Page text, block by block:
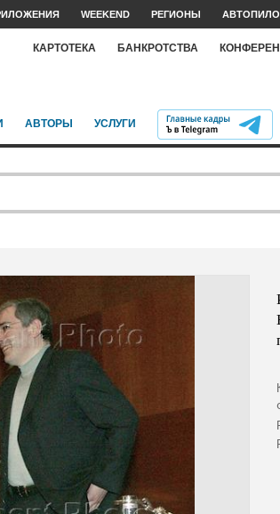
WEEKEND РЕГИОНЫ
КАРТОТЕКА БАНКРОТСТВА
АВТОРЫ УСЛУГИ